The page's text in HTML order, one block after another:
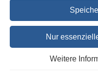
Nur
Weitere